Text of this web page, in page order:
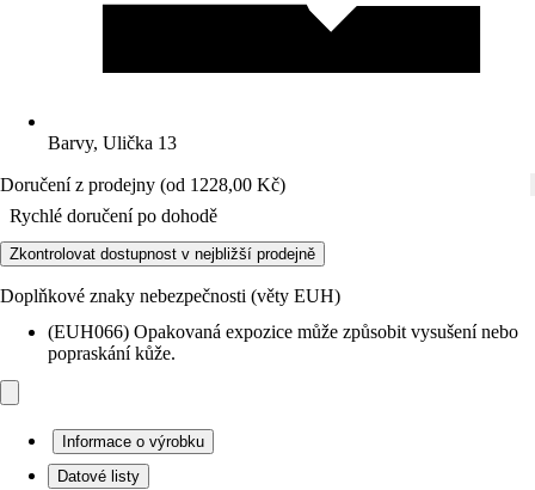
Barvy, Ulička 13
Doručení z prodejny (od 1228,00 Kč)
Rychlé doručení po dohodě
Zkontrolovat dostupnost v nejbližší prodejně
Doplňkové znaky nebezpečnosti (věty EUH)
(EUH066) Opakovaná expozice může způsobit vysušení nebo
popraskání kůže.
Informace o výrobku
Datové listy